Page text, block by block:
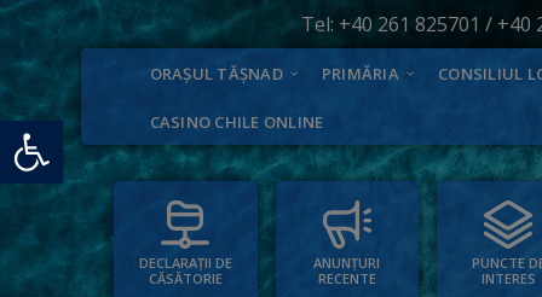
Deschide bara de unelte
Tel: +40 261 825701 / +40
ORAȘUL TĂȘNAD PRIMĂRIA CONSILIUL
CASINO CHILE ONLINE
DECLARAȚII DE
CĂSĂTORIE
ANUNȚURI
RECENTE
PUNCTE
INTERES